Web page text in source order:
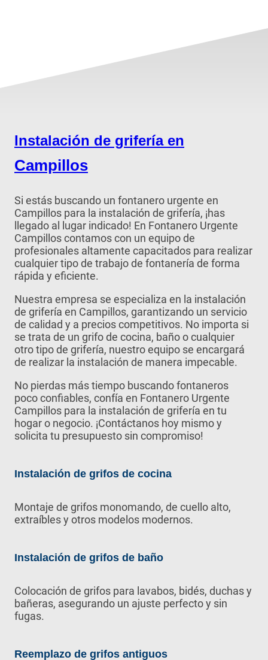
Instalación de grifería en
Campillos
Si estás buscando un fontanero urgente en
Campillos para la instalación de grifería, ¡has
llegado al lugar indicado! En Fontanero Urgente
Campillos contamos con un equipo de
profesionales altamente capacitados para realizar
cualquier tipo de trabajo de fontanería de forma
rápida y eficiente.
Nuestra empresa se especializa en la instalación
de grifería en Campillos, garantizando un servicio
de calidad y a precios competitivos. No importa si
se trata de un grifo de cocina, baño o cualquier
otro tipo de grifería, nuestro equipo se encargará
de realizar la instalación de manera impecable.
No pierdas más tiempo buscando fontaneros
poco confiables, confía en Fontanero Urgente
Campillos para la instalación de grifería en tu
hogar o negocio. ¡Contáctanos hoy mismo y
solicita tu presupuesto sin compromiso!
Instalación de grifos de cocina
Montaje de grifos monomando, de cuello alto,
extraíbles y otros modelos modernos.
Instalación de grifos de baño
Colocación de grifos para lavabos, bidés, duchas y
bañeras, asegurando un ajuste perfecto y sin
fugas.
Reemplazo de grifos antiguos